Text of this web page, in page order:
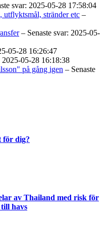
svar: 2025-05-28 17:58:04
utflyktsmål, stränder etc –
– Senaste svar: 2025-05-
05-28 16:26:47
2025-05-28 16:18:38
på gång igen – Senaste
för dig?
av Thailand med risk för
havs